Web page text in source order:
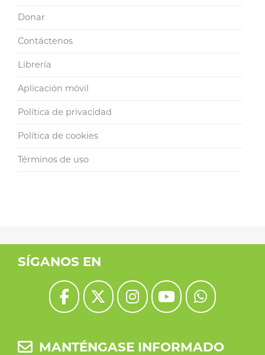
Donar
Contáctenos
Librería
Aplicación móvil
Política de privacidad
Política de cookies
Términos de uso
SÍGANOS EN
MANTÉNGASE INFORMADO